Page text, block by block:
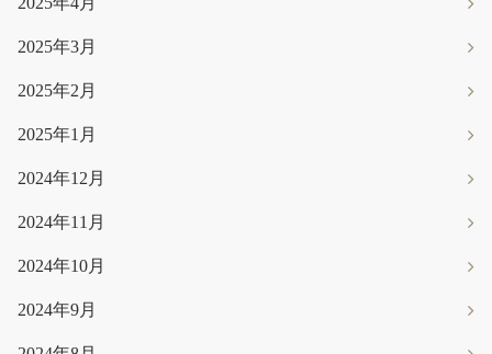
2025年3月
2025年2月
2025年1月
2024年12月
2024年11月
2024年10月
2024年9月